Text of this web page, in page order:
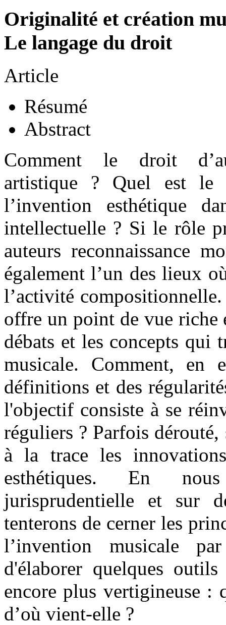
Originalité et création
Le langage du droit
Article
Résumé
Abstract
Comment le droit
artistique ? Quel est le
l’invention esthétique
intellectuelle ? Si le rôle
auteurs reconnaissance
également l’un des lieux
l’activité
offre un point de vue riche
débats et les concepts qui
musicale. Comment, en
définitions et des
l'objectif consiste à se
réguliers ? Parfois
à la trace les
esthétiques. En
jurisprudentielle et sur
tenterons de cerner les
l’invention musicale
d'élaborer quelques
encore plus vertigineuse :
d’où vient-elle ?